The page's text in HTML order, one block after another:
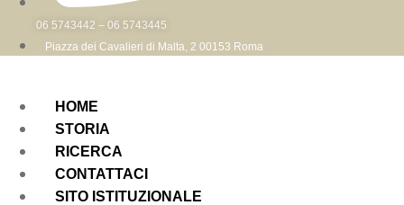
06 5743442 – 06 5743445
Piazza dei Cavalieri di Malta, 2 00153 Roma
HOME
STORIA
RICERCA
CONTATTACI
SITO ISTITUZIONALE